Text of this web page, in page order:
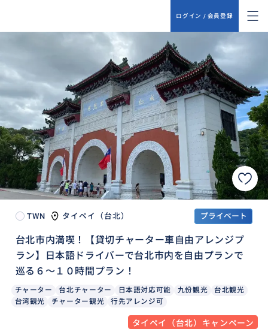
ログイン / 会員登録
TWN タイペイ（台北） プライベート
台北市内満喫！【貸切チャーター車自由アレンジプ
ラン】日本語ドライバーで台北市内を自由プランで
巡る６〜１０時間プラン！
チャーター 台北チャーター 日本語対応可能 九份観光
台北観光
台湾観光
チャーター観光 行先アレンジ可
タイペイ（台北）キャンペーン